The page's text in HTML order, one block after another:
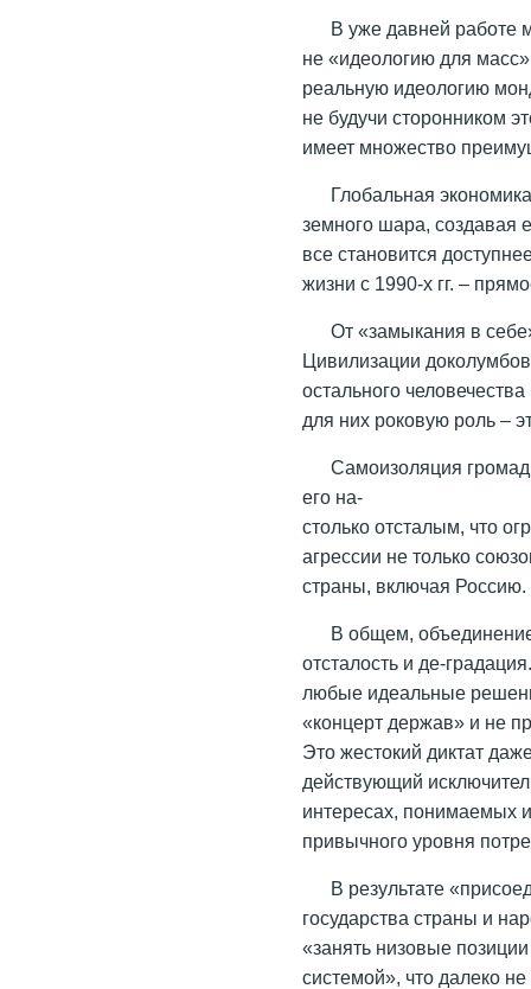
В уже давней работе
не «идеологию для
реальную идеологию
не будучи сторонником
имеет множество
Глобальная
земного шара, создавая
все становится
жизни с 1990-х гг. –
От «замыкания в
Цивилизации
остального
для них роковую роль –
Самоизоляция
его на-
столько отсталым, что
агрессии не только
страны, включая Россию.
В общем,
отсталость и де-
любые идеальные
«концерт держав» и не
Это жестокий диктат
действующий
интересах, понимаемых
привычного уровня
В результате
государства страны и
«занять низовые
системой», что далеко